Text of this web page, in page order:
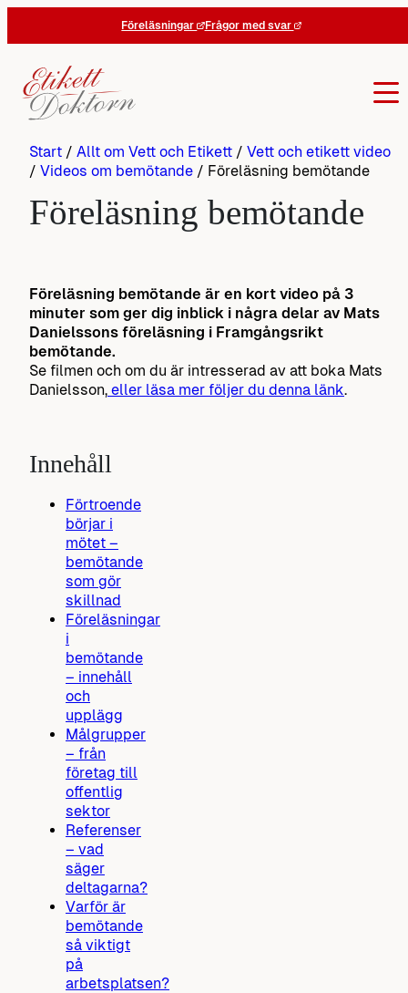
Föreläsningar Frågor med svar
Start / Allt om Vett och Etikett / Vett och etikett video
/ Videos om bemötande / Föreläsning bemötande
Föreläsning bemötande
Föreläsning bemötande är en kort video på 3
minuter som ger dig inblick i några delar av Mats
Danielssons föreläsning i Framgångsrikt
bemötande.
Se filmen och om du är intresserad av att boka Mats
Danielsson, eller läsa mer följer du denna länk.
Innehåll
Förtroende
börjar i
mötet –
bemötande
som gör
skillnad
Föreläsningar
i
bemötande
– innehåll
och
upplägg
Målgrupper
– från
företag till
offentlig
sektor
Referenser
– vad
säger
deltagarna?
Varför är
bemötande
så viktigt
på
arbetsplatsen?